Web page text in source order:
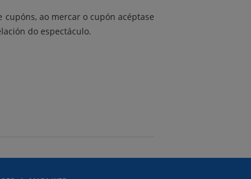
ao mercar o cupón acéptase
do espectáculo.